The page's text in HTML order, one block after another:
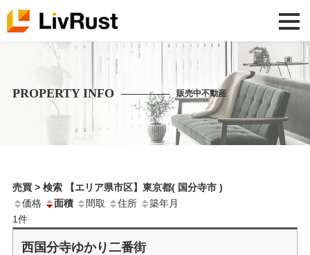
PROPERTY INFO 販売中不動産
売買 > 検索 【エリア県市区】東京都( 国分寺市 )
価格
面積 間取 住所
築年月
1件
西国分寺ゆかり二番街